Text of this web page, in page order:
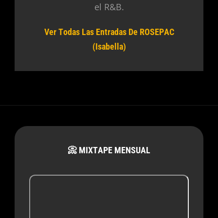
el R&B.
Ver Todas Las Entradas De ROSEPAC
(Isabella)
📀 MIXTAPE MENSUAL